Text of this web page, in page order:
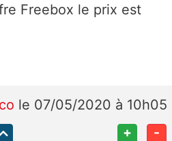
Freebox le prix est
le 07/05/2020 à 10h05
+ -